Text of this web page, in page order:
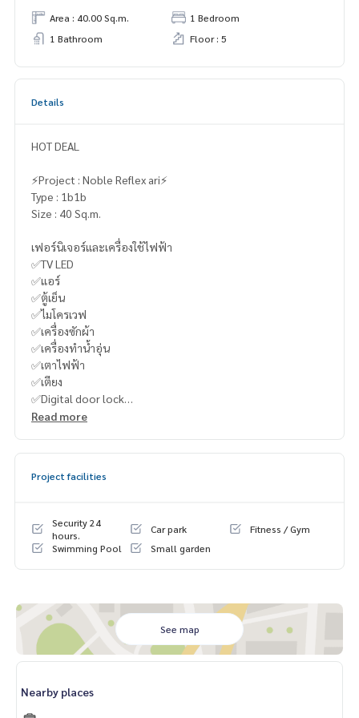
Area : 40.00 Sq.m.
1 Bedroom
1 Bathroom
Floor : 5
Details
HOT DEAL
⚡️Project : Noble Reflex ari⚡️
Type : 1b1b
Size : 40 Sq.m.
เฟอร์นิเจอร์และเครื่องใช้ไฟฟ้า
✅TV LED
✅แอร์
✅ตู้เย็น
✅ไมโครเวฟ
✅เครื่องซักผ้า
✅เครื่องทำน้ำอุ่น
✅เตาไฟฟ้า
✅เตียง
✅Digital door lock
You can inbox or dm to ask more information, It’s my pleas
What App +6693-943-4388
LINE ID : @BPP2019
Read more
Project facilities
Security 24
hours.
Car park
Fitness / Gym
Swimming Pool
Small garden
See map
Nearby places